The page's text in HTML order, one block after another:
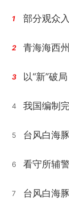
1
2 青海海西
3
4 我国编制
5 台风白海
6 看守所辅
7 台风白海